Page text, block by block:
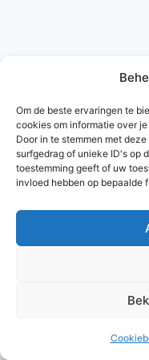
Om de beste ervaringen te
cookies om informatie over
Door in te stemmen met
surfgedrag of unieke ID's op
toestemming geeft of uw
invloed hebben op bepaalde
©